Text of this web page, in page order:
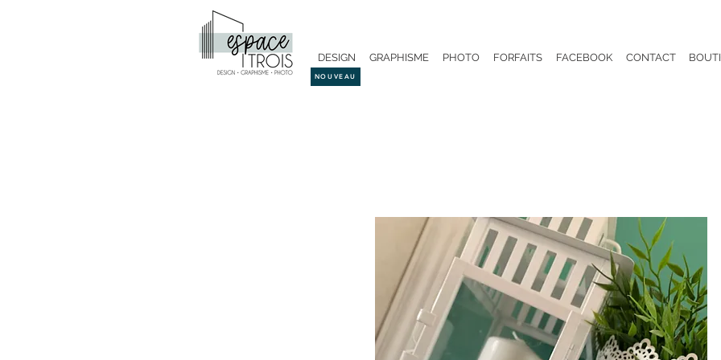
DESIGN GRAPHISME PHOTO FORFAITS FACEBOOK CONTACT
NOUVEAU